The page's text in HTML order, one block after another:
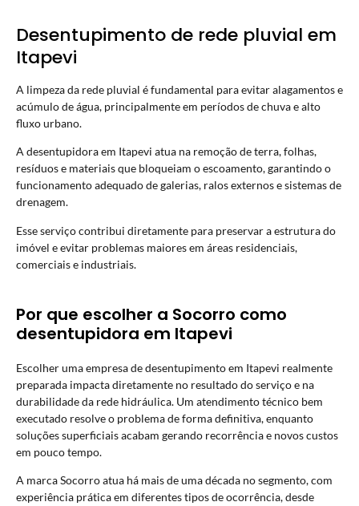
Desentupimento de rede pluvial em
Itapevi
A limpeza da rede pluvial é fundamental para evitar alagamentos e
acúmulo de água, principalmente em períodos de chuva e alto
fluxo urbano.
A desentupidora em Itapevi atua na remoção de terra, folhas,
resíduos e materiais que bloqueiam o escoamento, garantindo o
funcionamento adequado de galerias, ralos externos e sistemas de
drenagem.
Esse serviço contribui diretamente para preservar a estrutura do
imóvel e evitar problemas maiores em áreas residenciais,
comerciais e industriais.
Por que escolher a Socorro como
desentupidora em Itapevi
Escolher uma empresa de desentupimento em Itapevi realmente
preparada impacta diretamente no resultado do serviço e na
durabilidade da rede hidráulica. Um atendimento técnico bem
executado resolve o problema de forma definitiva, enquanto
soluções superficiais acabam gerando recorrência e novos custos
em pouco tempo.
A marcaSocorroatua há mais de uma década no segmento, com
experiência prática em diferentes tipos de ocorrência, desde